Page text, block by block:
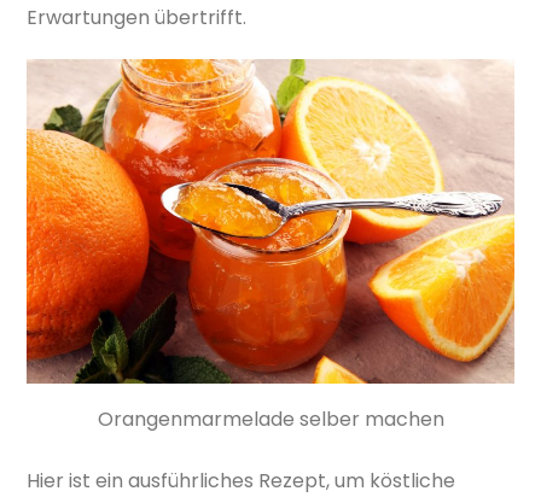
Erwartungen übertrifft.
Orangenmarmelade selber machen
Hier ist ein ausführliches Rezept, um köstliche